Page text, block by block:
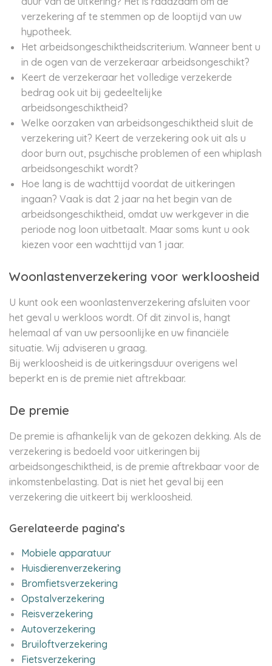
verzekering af te stemmen op de looptijd van uw
hypotheek.
Het arbeidsongeschiktheidscriterium. Wanneer bent u
in de ogen van de verzekeraar arbeidsongeschikt?
Keert de verzekeraar het volledige verzekerde
bedrag ook uit bij gedeeltelijke
arbeidsongeschiktheid?
Welke oorzaken van arbeidsongeschiktheid sluit de
verzekering uit? Keert de verzekering ook uit als u
door burn out, psychische problemen of een whiplash
arbeidsongeschikt wordt?
Hoe lang is de wachttijd voordat de uitkeringen
ingaan? Vaak is dat 2 jaar na het begin van de
arbeidsongeschiktheid, omdat uw werkgever in die
periode nog loon uitbetaalt. Maar soms kunt u ook
kiezen voor een wachttijd van 1 jaar.
Woonlastenverzekering voor werkloosheid
U kunt ook een woonlastenverzekering afsluiten voor
het geval u werkloos wordt. Of dit zinvol is, hangt
helemaal af van uw persoonlijke en uw financiële
situatie. Wij adviseren u graag.
Bij werkloosheid is de uitkeringsduur overigens wel
beperkt en is de premie niet aftrekbaar.
De premie
De premie is afhankelijk van de gekozen dekking. Als de
verzekering is bedoeld voor uitkeringen bij
arbeidsongeschiktheid, is de premie aftrekbaar voor de
inkomstenbelasting. Dat is niet het geval bij een
verzekering die uitkeert bij werkloosheid.
Gerelateerde pagina’s
Mobiele apparatuur
Huisdierenverzekering
Bromfietsverzekering
Opstalverzekering
Reisverzekering
Autoverzekering
Bruiloftverzekering
Fietsverzekering